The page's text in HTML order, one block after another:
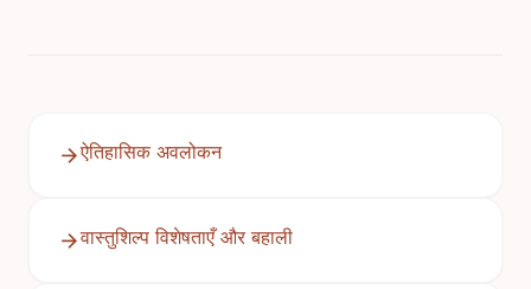
ऐतिहासिक अवलोकन
वास्तुशिल्प विशेषताएँ और बहाली